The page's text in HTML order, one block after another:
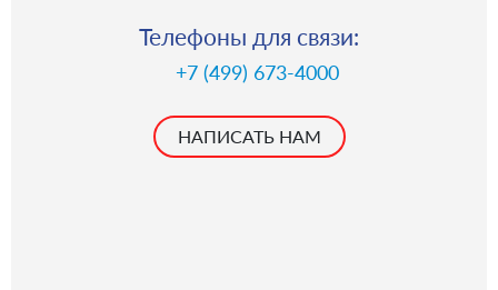
Телефоны для связи:
+7 (499) 673-4000
НАПИСАТЬ НАМ